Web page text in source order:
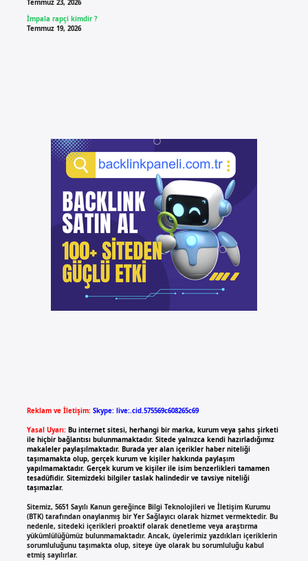
Temmuz 23, 2026
İmpala rapçi kimdir ?
Temmuz 19, 2026
Reklam ve İletişim: Skype: live:.cid.575569c608265c69
Yasal Uyarı: Bu internet sitesi, herhangi bir marka, kurum veya şahıs şirketi
ile hiçbir bağlantısı bulunmamaktadır. Sitede yalnızca kendi hazırladığımız
makaleler paylaşılmaktadır. Burada yer alan içerikler haber niteliği
taşımamakta olup, gerçek kurum ve kişiler hakkında paylaşım
yapılmamaktadır. Gerçek kurum ve kişiler ile isim benzerlikleri tamamen
tesadüfidir. Sitemizdeki bilgiler taslak halindedir ve tavsiye niteliği
taşımazlar.
Sitemiz, 5651 Sayılı Kanun gereğince Bilgi Teknolojileri ve İletişim Kurumu
(BTK) tarafından onaylanmış bir Yer Sağlayıcı olarak hizmet vermektedir. Bu
nedenle, sitedeki içerikleri proaktif olarak denetleme veya araştırma
yükümlülüğümüz bulunmamaktadır. Ancak, üyelerimiz yazdıkları içeriklerin
sorumluluğunu taşımakta olup, siteye üye olarak bu sorumluluğu kabul
etmiş sayılırlar.